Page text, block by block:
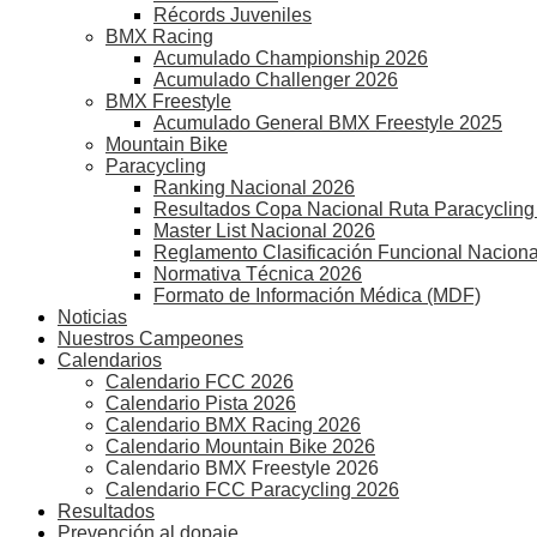
Récords Juveniles
BMX Racing
Acumulado Championship 2026
Acumulado Challenger 2026
BMX Freestyle
Acumulado General BMX Freestyle 2025
Mountain Bike
Paracycling
Ranking Nacional 2026
Resultados Copa Nacional Ruta
Master List Nacional 2026
Reglamento Clasificación Funcional Nacional
Normativa Técnica 2026
Formato de Información Médica (MDF)
Noticias
Nuestros Campeones
Calendarios
Calendario FCC 2026
Calendario Pista 2026
Calendario BMX Racing 2026
Calendario Mountain Bike 2026
Calendario BMX Freestyle 2026
Calendario FCC Paracycling 2026
Resultados
Prevención al dopaje